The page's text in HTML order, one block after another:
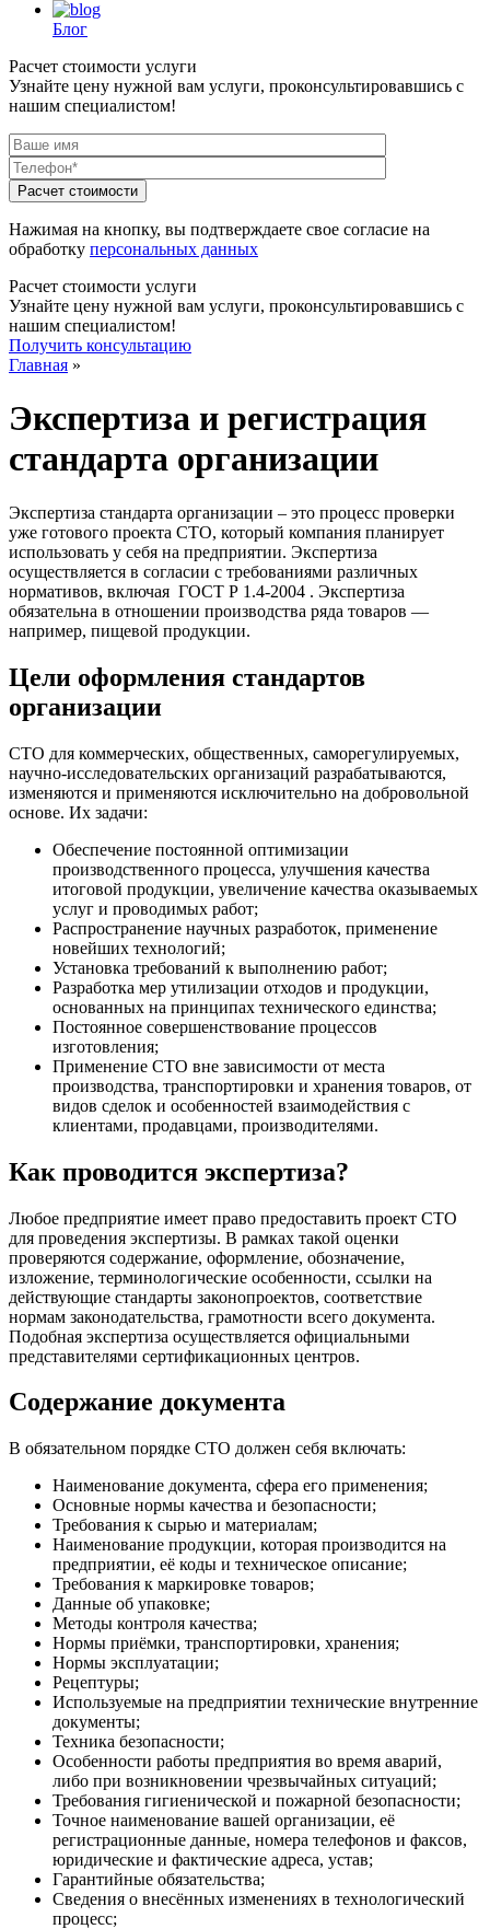
Блог
Расчет стоимости услуги
Узнайте цену нужной вам услуги, проконсультировавшись с
нашим специалистом!
Нажимая на кнопку, вы подтверждаете свое согласие на
обработку персональных данных
Расчет стоимости услуги
Узнайте цену нужной вам услуги, проконсультировавшись с
нашим специалистом!
Получить консультацию
Главная »
Экспертиза и регистрация
стандарта организации
Экспертиза стандарта организации – это процесс проверки
уже готового проекта СТО, который компания планирует
использовать у себя на предприятии. Экспертиза
осуществляется в согласии с требованиями различных
нормативов, включая ГОСТ Р 1.4-2004 . Экспертиза
обязательна в отношении производства ряда товаров —
например, пищевой продукции.
Цели оформления стандартов
организации
СТО для коммерческих, общественных, саморегулируемых,
научно-исследовательских организаций разрабатываются,
изменяются и применяются исключительно на добровольной
основе. Их задачи:
Обеспечение постоянной оптимизации
производственного процесса, улучшения качества
итоговой продукции, увеличение качества оказываемых
услуг и проводимых работ;
Распространение научных разработок, применение
новейших технологий;
Установка требований к выполнению работ;
Разработка мер утилизации отходов и продукции,
основанных на принципах технического единства;
Постоянное совершенствование процессов
изготовления;
Применение СТО вне зависимости от места
производства, транспортировки и хранения товаров, от
видов сделок и особенностей взаимодействия с
клиентами, продавцами, производителями.
Как проводится экспертиза?
Любое предприятие имеет право предоставить проект СТО
для проведения экспертизы. В рамках такой оценки
проверяются содержание, оформление, обозначение,
изложение, терминологические особенности, ссылки на
действующие стандарты законопроектов, соответствие
нормам законодательства, грамотности всего документа.
Подобная экспертиза осуществляется официальными
представителями сертификационных центров.
Содержание документа
В обязательном порядке СТО должен себя включать:
Наименование документа, сфера его применения;
Основные нормы качества и безопасности;
Требования к сырью и материалам;
Наименование продукции, которая производится на
предприятии, её коды и техническое описание;
Требования к маркировке товаров;
Данные об упаковке;
Методы контроля качества;
Нормы приёмки, транспортировки, хранения;
Нормы эксплуатации;
Рецептуры;
Используемые на предприятии технические внутренние
документы;
Техника безопасности;
Особенности работы предприятия во время аварий,
либо при возникновении чрезвычайных ситуаций;
Требования гигиенической и пожарной безопасности;
Точное наименование вашей организации, её
регистрационные данные, номера телефонов и факсов,
юридические и фактические адреса, устав;
Гарантийные обязательства;
Сведения о внесённых изменениях в технологический
процесс;